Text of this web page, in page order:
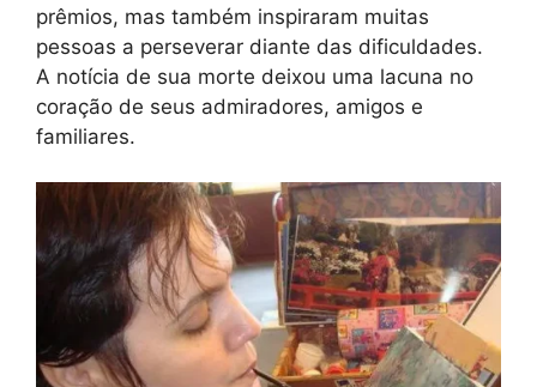
prêmios, mas também inspiraram muitas
pessoas a perseverar diante das dificuldades.
A notícia de sua morte deixou uma lacuna no
coração de seus admiradores, amigos e
familiares.